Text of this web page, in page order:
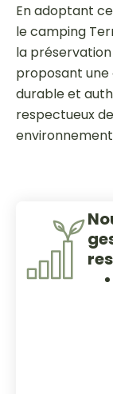
En adoptant
le camping
la
proposant une
durable et
respectueux